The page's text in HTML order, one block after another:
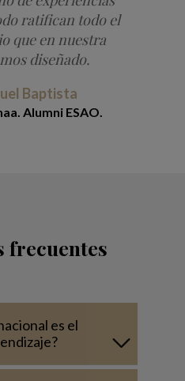
ratifican todo el
que en nuestra
diseñado.
Baptista
Alumni ESAO.
frecuentes
es el